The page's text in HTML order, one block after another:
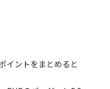
イントをまとめると